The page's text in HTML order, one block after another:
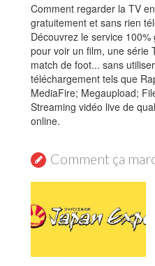
Comment regarder la TV
gratuitement et sans rien
Découvrez le service
pour voir un film, une série
match de foot... sans
téléchargement tels que
MediaFire; Megaupload;
Streaming vidéo live de
online.
Comment ça